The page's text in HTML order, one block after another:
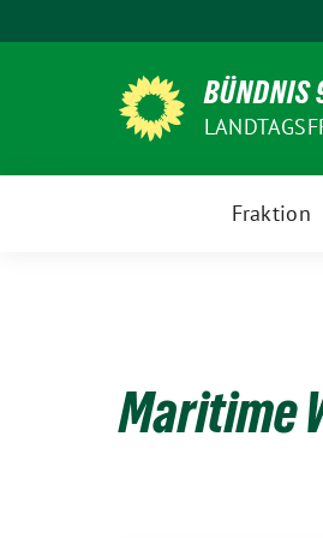
zum
BÜNDNIS
Fraktion
Maritime